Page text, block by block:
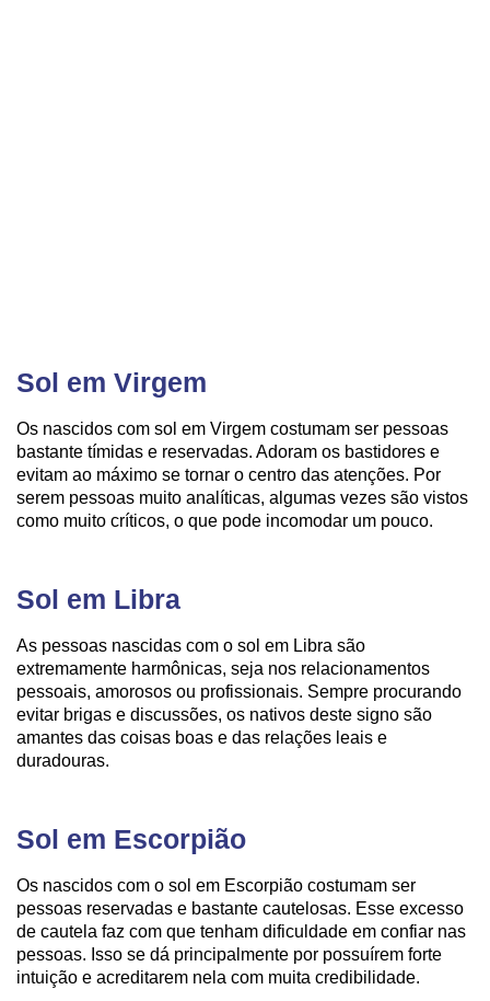
Sol em Virgem
Os nascidos com sol em Virgem costumam ser pessoas
bastante tímidas e reservadas. Adoram os bastidores e
evitam ao máximo se tornar o centro das atenções. Por
serem pessoas muito analíticas, algumas vezes são vistos
como muito críticos, o que pode incomodar um pouco.
Sol em Libra
As pessoas nascidas com o sol em Libra são
extremamente harmônicas, seja nos relacionamentos
pessoais, amorosos ou profissionais. Sempre procurando
evitar brigas e discussões, os nativos deste signo são
amantes das coisas boas e das relações leais e
duradouras.
Sol em Escorpião
Os nascidos com o sol em Escorpião costumam ser
pessoas reservadas e bastante cautelosas. Esse excesso
de cautela faz com que tenham dificuldade em confiar nas
pessoas. Isso se dá principalmente por possuírem forte
intuição e acreditarem nela com muita credibilidade.